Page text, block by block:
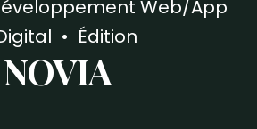
Web/App
Édition
NOVIA